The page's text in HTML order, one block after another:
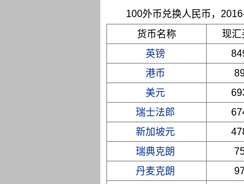
100外币兑换人民币，2016-
货币名称
现汇
英镑
港币
美元
瑞士法郎
新加坡元
瑞典克朗
丹麦克朗